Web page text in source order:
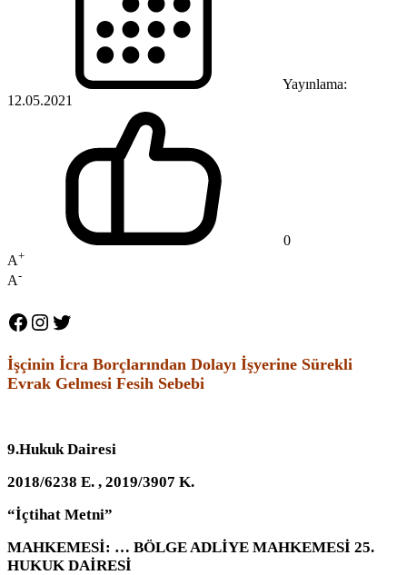
Yayınlama:
12.05.2021
0
A+
A-
Facebook
Instagram
Twitter
İşçinin İcra Borçlarından Dolayı İşyerine Sürekli
Evrak Gelmesi Fesih Sebebi
9.Hukuk Dairesi
2018/6238 E. , 2019/3907 K.
“İçtihat Metni”
MAHKEMESİ: … BÖLGE ADLİYE MAHKEMESİ 25.
HUKUK DAİRESİ